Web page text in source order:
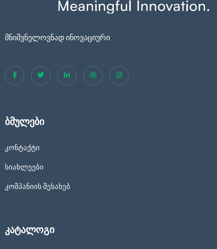
მნიშვნელოვნად ინოვაციური
ბმულები
კონტაქტი
სიახლეები
კომპანიის შესახებ
კატალოგი